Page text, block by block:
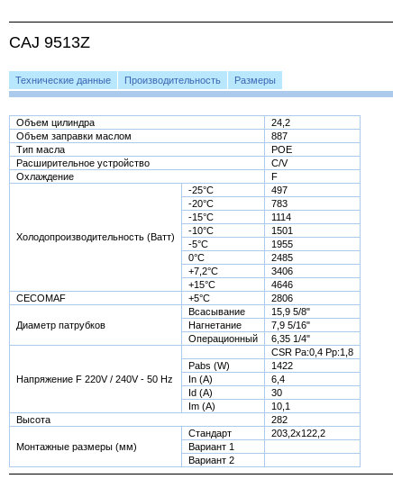
CAJ 9513Z
Технические данные Производительность Размеры
Объем цилиндра
24,2
Объем заправки маслом
887
Тип масла
POE
Расширительное устройство
C/V
Охлаждение
F
Холодопроизводительность (Ватт)
-25°С
497
-20°С
783
-15°С
1114
-10°С
1501
-5°С
1955
0°С
2485
+7,2°С
3406
+15°С
4646
CECOMAF
+5°С 2806
Диаметр патрубков
Всасывание
15,9 5/8"
Нагнетание
7,9 5/16"
Операционный
6,35 1/4"
Напряжение F 220V / 240V - 50 Hz
CSR Pa:0,4 Pp:1,8
Pabs (W)
1422
In (A)
6,4
Id (A)
30
Im (A)
10,1
Высота
282
Монтажные размеры (мм)
Стандарт
203,2x122,2
Вариант 1
Вариант 2